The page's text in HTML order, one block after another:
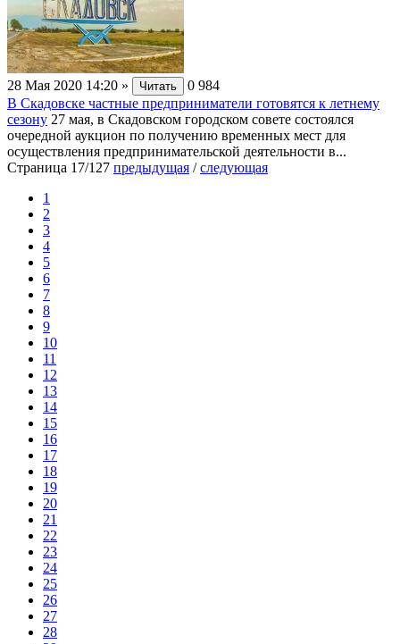
28 Мая 2020 14:20 » Читать 0 984
В Скадовске частные предприниматели готовятся к летнему
сезону 27 мая, в Скадовском городском совете состоялся
очередной аукцион по получению временных мест для
осуществления предпринимательской деятельности в...
Страница 17/127 предыдущая /следующая
1
2
3
4
5
6
7
8
9
10
11
12
13
14
15
16
17
18
19
20
21
22
23
24
25
26
27
28